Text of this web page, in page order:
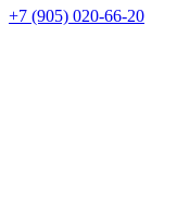
+7 (905) 020-66-20